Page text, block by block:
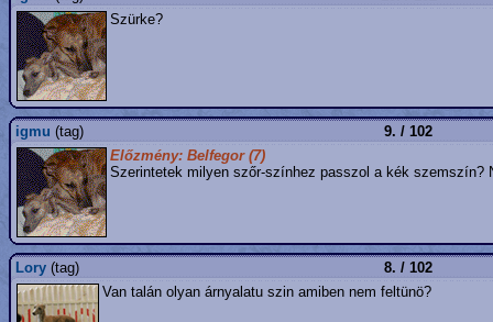
Szürke?
igmu (tag)
9. / 102
Előzmény: Belfegor (7)
Szerintetek milyen szőr-színhez passzol a kék szemszín?
Lory (tag)
8. / 102
Van talán olyan árnyalatu szin amiben nem feltünö?